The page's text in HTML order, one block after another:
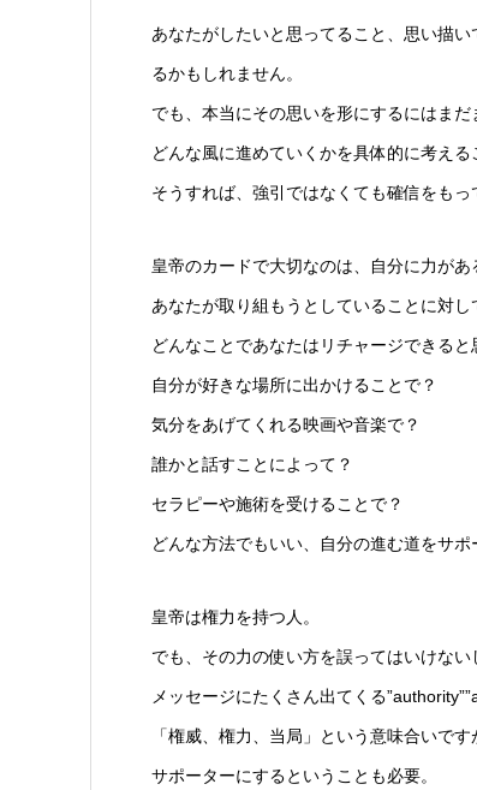
あなたがしたいと思ってること、思い描
るかもしれません。
でも、本当にその思いを形にするにはま
どんな風に進めていくかを具体的に考える
そうすれば、強引ではなくても確信をも
皇帝のカードで大切なのは、自分に力があ
あなたが取り組もうとしていることに対し
どんなことであなたはリチャージできると
自分が好きな場所に出かけることで？
気分をあげてくれる映画や音楽で？
誰かと話すことによって？
セラピーや施術を受けることで？
どんな方法でもいい、自分の進む道をサポ
皇帝は権力を持つ人。
でも、その力の使い方を誤ってはいけな
メッセージにたくさん出てくる
「権威、権力、当局」という意味合いで
サポーターにするということも必要。